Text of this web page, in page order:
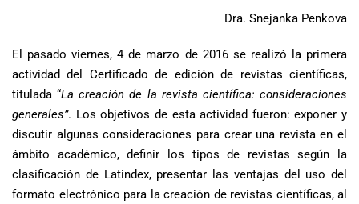
Dra. Snejanka Penkova
El pasado viernes, 4 de marzo de 2016 se realizó la primera
actividad del Certificado de edición de revistas científicas,
titulada “La creación de la revista científica: consideraciones
generales”. Los objetivos de esta actividad fueron: exponer y
discutir algunas consideraciones para crear una revista en el
ámbito académico, definir los tipos de revistas según la
clasificación de Latindex, presentar las ventajas del uso del
formato electrónico para la creación de revistas científicas, al